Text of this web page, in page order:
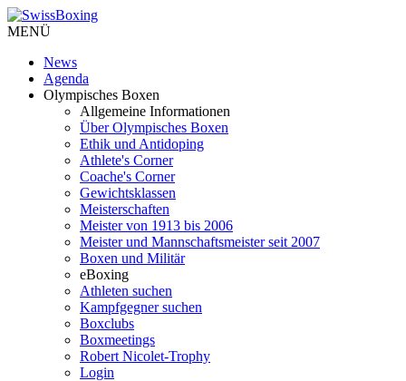
MENÜ
News
Agenda
Olympisches Boxen
Allgemeine Informationen
Über Olympisches Boxen
Ethik und Antidoping
Athlete's Corner
Coache's Corner
Gewichtsklassen
Meisterschaften
Meister von 1913 bis 2006
Meister und Mannschaftsmeister seit 2007
Boxen und Militär
eBoxing
Athleten suchen
Kampfgegner suchen
Boxclubs
Boxmeetings
Robert Nicolet-Trophy
Login